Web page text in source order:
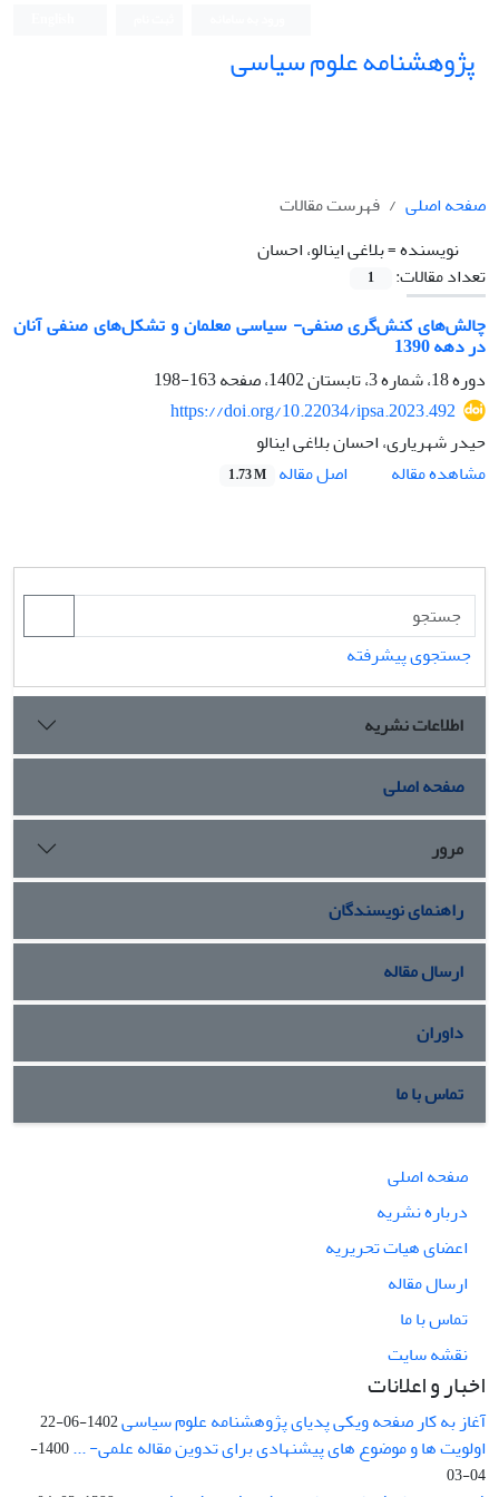
پژوهشنامه علوم سیاسی
صفحه اصلی
فهرست مقالات
نویسنده =بلاغی اینالو، احسان
تعداد مقالات:
1
چالش‌های کنش‌گری صنفی- سیاسی معلمان و تشکل‌های صنفی آنان
در دهه 1390
دوره 18، شماره 3، تابستان 1402، صفحه
163-198
https://doi.org/10.22034/ipsa.2023.492
حیدر شهریاری، احسان بلاغی اینالو
مشاهده مقاله
اصل مقاله 1.73 M
جستجوی پیشرفته
اطلاعات نشریه
صفحه اصلی
مرور
راهنمای نویسندگان
ارسال مقاله
داوران
تماس با ما
صفحه اصلی
درباره نشریه
اعضای هیات تحریریه
ارسال مقاله
تماس با ما
نقشه سایت
اخبار و اعلانات
آغاز به کار صفحه ویکی پدیای پژوهشنامه علوم سیاسی1402-06-22
اولویت ها و موضوع های پیشنهادی برای تدوین مقاله علمی- ...
1400-
04-03